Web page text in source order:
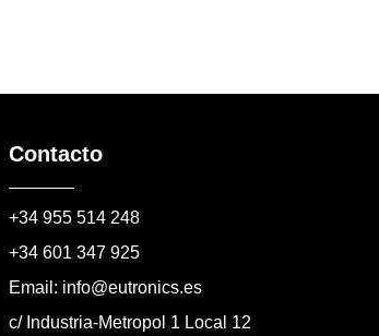
Contacto
+34 955 514 248
+34 601 347 925
Email: info@eutronics.es
c/ Industria-Metropol 1 Local 12